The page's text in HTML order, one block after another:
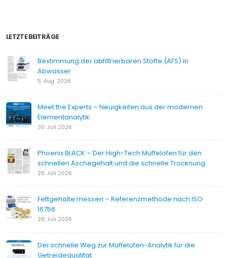
LETZTE BEITRÄGE
Bestimmung der abfiltrierbaren Stoffe (AFS) in
Abwasser
5. Aug. 2026
Meet the Experts – Neuigkeiten aus der modernen
Elementanalytik
30. Juli 2026
Phoenix BLACK – Der High-Tech Muffelofen für den
schnellen Aschegehalt und die schnelle Trocknung
28. Juli 2026
Fettgehalte messen – Referenzmethode nach ISO
16756
28. Juli 2026
Der schnelle Weg zur Muffelofen-Analytik für die
Getreidequalität